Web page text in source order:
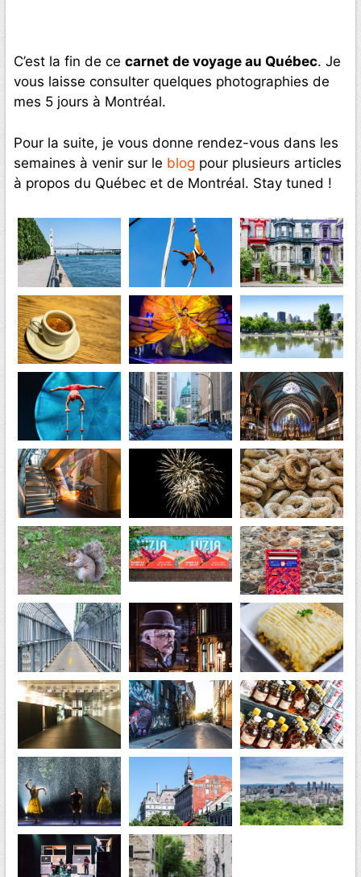
C’est la fin de ce carnet de voyage au Québec. Je
vous laisse consulter quelques photographies de
mes 5 jours à Montréal.
Pour la suite, je vous donne rendez-vous dans les
semaines à venir sur le blog pour plusieurs articles
à propos du Québec et de Montréal. Stay tuned !